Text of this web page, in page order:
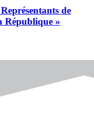
de
République »